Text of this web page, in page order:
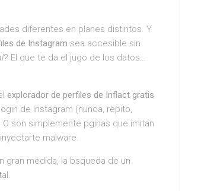
diferentes en planes distintos. Y
de Instagram sea accesible sin
? El que te da el jugo de los datos…
explorador de perfiles de Inflact gratis
de Instagram (nunca, repito,
son simplemente pginas que imitan
malware.
gran medida, la bsqueda de un